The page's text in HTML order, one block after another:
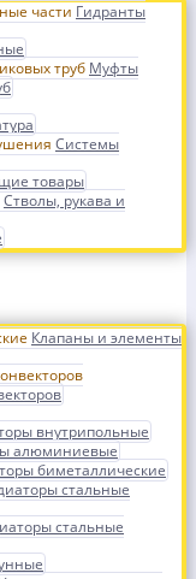
Гидранты
Муфты
Системы
товары
Стволы, рукава и
Клапаны и элементы
внутрипольные
алюминиевые
биметаллические
стальные
стальные